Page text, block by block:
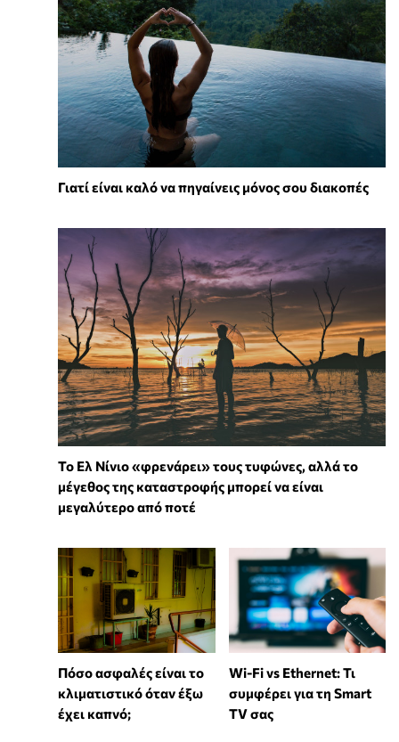
Γιατί είναι καλό να πηγαίνεις μόνος σου διακοπές
Το Ελ Νίνιο «φρενάρει» τους τυφώνες, αλλά το
μέγεθος της καταστροφής μπορεί να είναι
μεγαλύτερο από ποτέ
Πόσο ασφαλές είναι το
κλιματιστικό όταν έξω
έχει καπνό;
Wi-Fi vs Ethernet: Τι
συμφέρει για τη Smart
TV σας